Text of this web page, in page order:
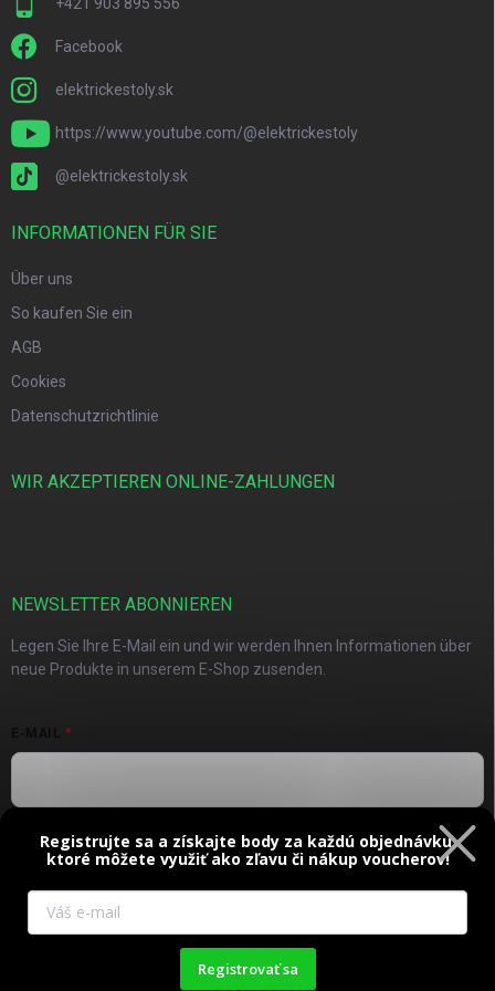
der Website stimmen Sie deren Verwendung zu. Mehr
Informationen
Facebook
elektrickestoly.sk
https://www.youtube.com/@elektrickestoly
@elektrickestoly.sk
INFORMATIONEN FÜR SIE
Über uns
So kaufen Sie ein
AGB
Cookies
Datenschutzrichtlinie
WIR AKZEPTIEREN ONLINE-ZAHLUNGEN
NEWSLETTER ABONNIEREN
Legen Sie Ihre E-Mail ein und wir werden Ihnen Informationen über
neue Produkte in unserem E-Shop zusenden.
Vložením e-mailu súhlasíte spodmienkami ochrany osobných
údajov
Anmelden
Registrujte sa a získajte body za každú objednávku,
ktoré môžete využiť ako zľavu či nákup voucherov!
Registrovať sa